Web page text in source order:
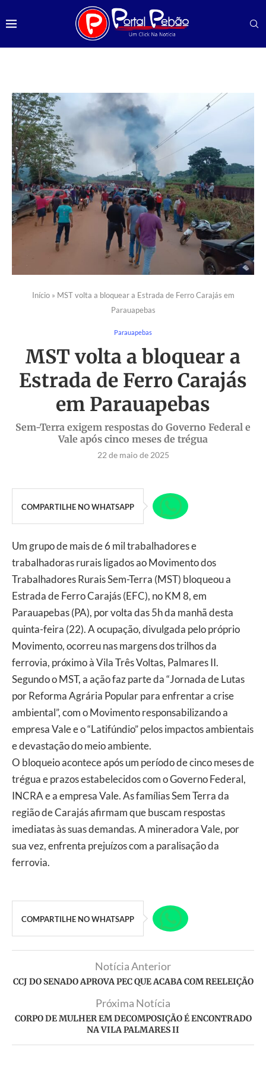
Início» MST volta a bloquear a Estrada de Ferro Carajás em
Parauapebas
Parauapebas
MST volta a bloquear a
Estrada de Ferro Carajás
em Parauapebas
Sem-Terra exigem respostas do Governo Federal e
Vale após cinco meses de trégua
22 de maio de 2025
COMPARTILHE NO WHATSAPP
Um grupo de mais de 6 mil trabalhadores e
trabalhadoras rurais ligados ao Movimento dos
Trabalhadores Rurais Sem-Terra (MST) bloqueou a
Estrada de Ferro Carajás (EFC), no KM 8, em
Parauapebas (PA), por volta das 5h da manhã desta
quinta-feira (22). A ocupação, divulgada pelo próprio
Movimento, ocorreu nas margens dos trilhos da
ferrovia, próximo à Vila Três Voltas, Palmares II.
Segundo o MST, a ação faz parte da “Jornada de Lutas
por Reforma Agrária Popular para enfrentar a crise
ambiental”, com o Movimento responsabilizando a
empresa Vale e o “Latifúndio” pelos impactos ambientais
e devastação do meio ambiente.
O bloqueio acontece após um período de cinco meses de
trégua e prazos estabelecidos com o Governo Federal,
INCRA e a empresa Vale. As famílias Sem Terra da
região de Carajás afirmam que buscam respostas
imediatas às suas demandas. A mineradora Vale, por
sua vez, enfrenta prejuízos com a paralisação da
ferrovia.
COMPARTILHE NO WHATSAPP
Notícia Anterior
CCJ DO SENADO APROVA PEC QUE ACABA COM REELEIÇÃO
Próxima Notícia
CORPO DE MULHER EM DECOMPOSIÇÃO É ENCONTRADO
NA VILA PALMARES II